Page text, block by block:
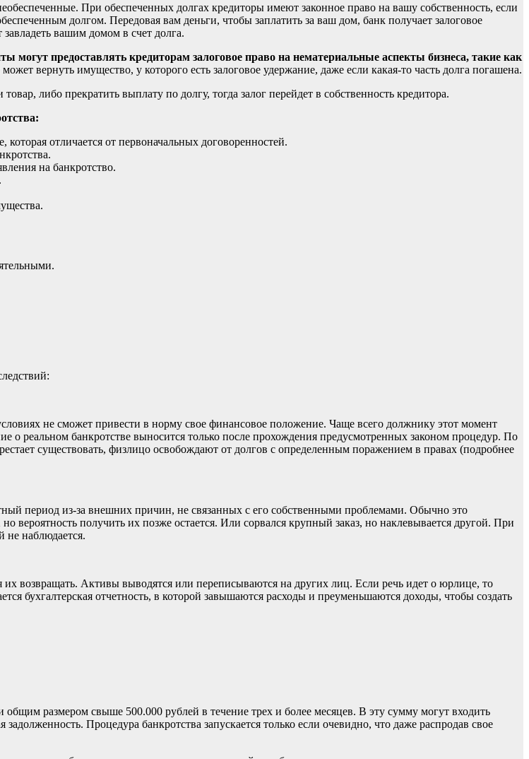
При обеспеченных долгах кредиторы имеют законное право на вашу собственность, если
долгом. Передовая вам деньги, чтобы заплатить за ваш дом, банк получает залоговое
вашим домом в счет долга.
могут предоставлять кредиторам залоговое право на нематериальные аспекты бизнеса, такие как
вернуть имущество, у которого есть залоговое удержание, даже если какая-то часть долга погашена.
либо прекратить выплату по долгу, тогда залог перейдет в собственность кредитора.
отличается от первоначальных договоренностей.
на банкротство.
не сможет привести в норму свое финансовое положение. Чаще всего должнику этот момент
о реальном банкротстве выносится только после прохождения предусмотренных законом процедур. По
существовать, физлицо освобождают от долгов с определенным поражением в правах (подробнее
период из-за внешних причин, не связанных с его собственными проблемами. Обычно это
вероятность получить их позже остается. Или сорвался крупный заказ, но наклевывается другой. При
не наблюдается.
возвращать. Активы выводятся или переписываются на других лиц. Если речь идет о юрлице, то
бухгалтерская отчетность, в которой завышаются расходы и преуменьшаются доходы, чтобы создать
размером свыше 500.000 рублей в течение трех и более месяцев. В эту сумму могут входить
Процедура банкротства запускается только если очевидно, что даже распродав свое